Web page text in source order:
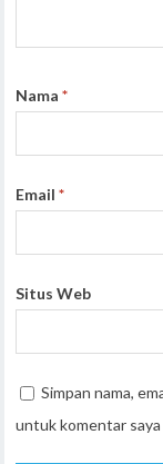
Nama*
Email*
Situs Web
Simpan nama,
untuk komentar